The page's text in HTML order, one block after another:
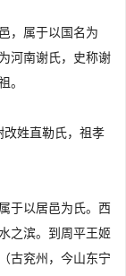
，属于以国名为
河南谢氏，史称谢
。
姓直勒氏，祖孝
于以居邑为氏。西
之滨。到周平王姬
古兖州，今山东宁